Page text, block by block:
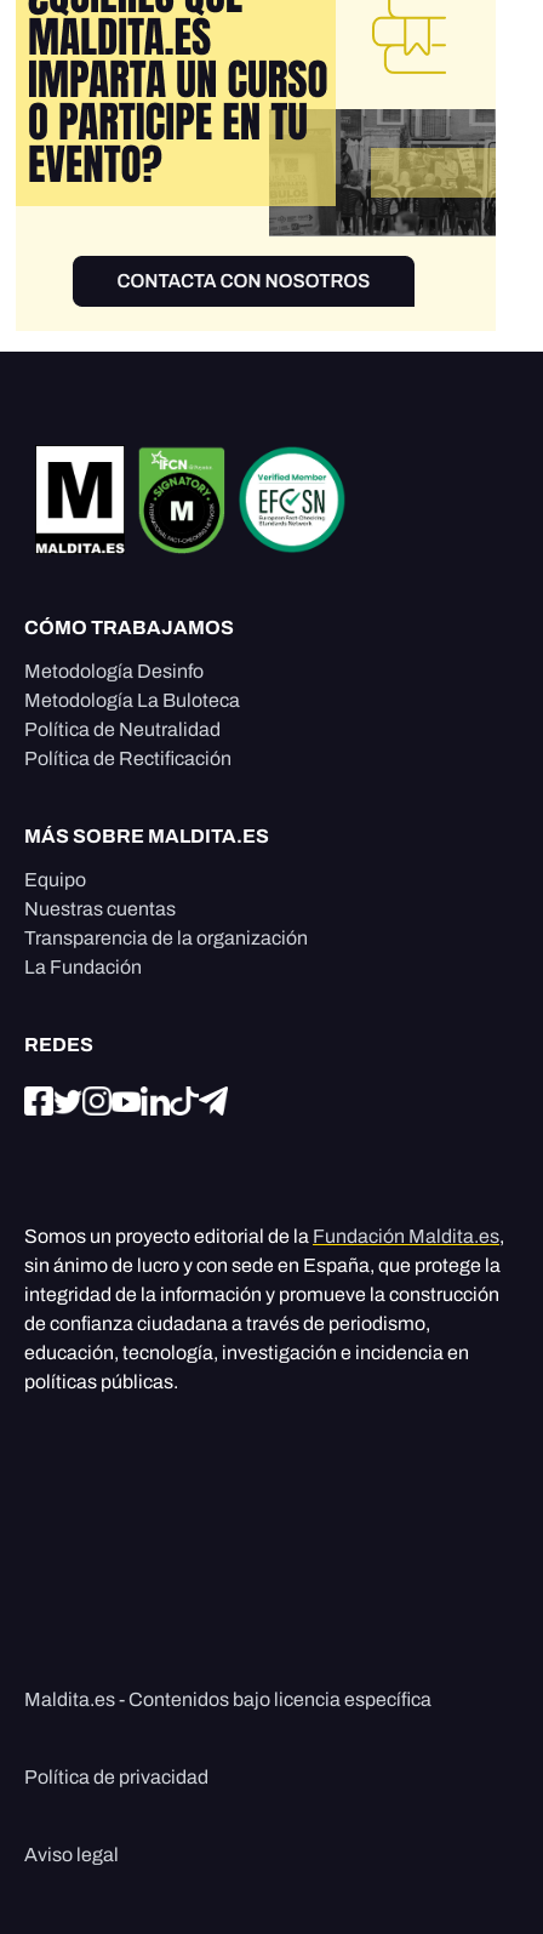
CÓMO TRABAJAMOS
Metodología Desinfo
Metodología La Buloteca
Política de Neutralidad
Política de Rectificación
MÁS SOBRE MALDITA.ES
Equipo
Nuestras cuentas
Transparencia de la organización
La Fundación
REDES
Somos un proyecto editorial de la Fundación Maldita.es,
sin ánimo de lucro y con sede en España, que protege la
integridad de la información y promueve la construcción
de confianza ciudadana a través de periodismo,
educación, tecnología, investigación e incidencia en
políticas públicas.
Maldita.es - Contenidos bajo licencia específica
Política de privacidad
Aviso legal